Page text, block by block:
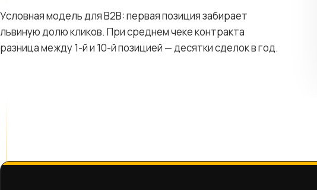
Условная модель для B2B: первая позиция забирает
львиную долю кликов. При среднем чеке контракта
разница между 1-й и 10-й позицией — десятки сделок в год.